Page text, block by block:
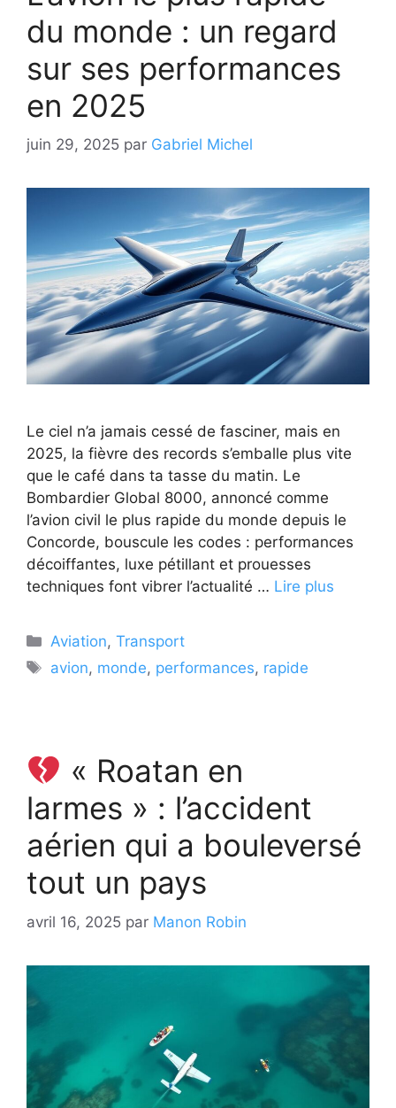
du monde : un regard
sur ses performances
en 2025
juin 29, 2025 par Gabriel Michel
Le ciel n’a jamais cessé de fasciner, mais en
2025, la fièvre des records s’emballe plus vite
que le café dans ta tasse du matin. Le
Bombardier Global 8000, annoncé comme
l’avion civil le plus rapide du monde depuis le
Concorde, bouscule les codes : performances
décoiffantes, luxe pétillant et prouesses
techniques font vibrer l’actualité … Lire plus
Catégories
Aviation,Transport
Étiquettes
avion, monde, performances, rapide
« Roatan en
larmes » : l’accident
aérien qui a bouleversé
tout un pays
avril 16, 2025 par Manon Robin